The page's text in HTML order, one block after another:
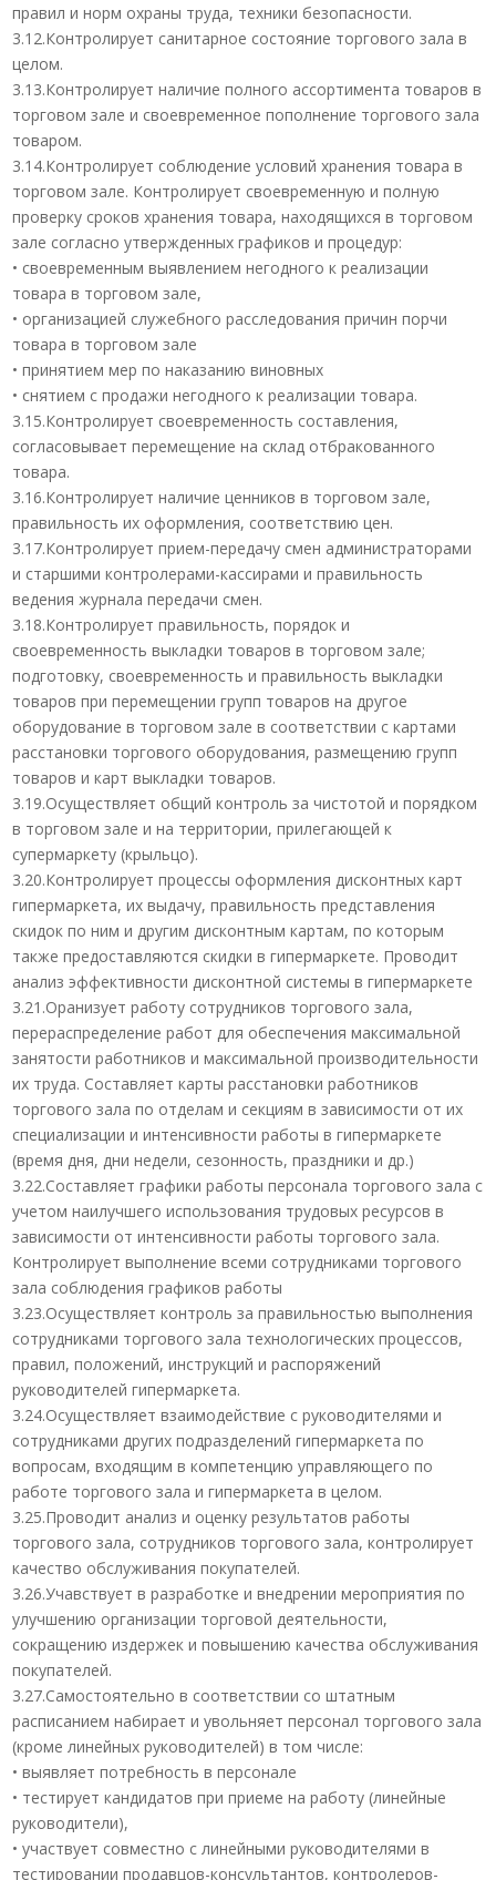
правил и норм охраны труда, техники безопасности.
3.12.Контролирует санитарное состояние торгового зала в
целом.
3.13.Контролирует наличие полного ассортимента товаров в
торговом зале и своевременное пополнение торгового зала
товаром.
3.14.Контролирует соблюдение условий хранения товара в
торговом зале. Контролирует своевременную и полную
проверку сроков хранения товара, находящихся в торговом
зале согласно утвержденных графиков и процедур:
• своевременным выявлением негодного к реализации
товара в торговом зале,
• организацией служебного расследования причин порчи
товара в торговом зале
• принятием мер по наказанию виновных
• снятием с продажи негодного к реализации товара.
3.15.Контролирует своевременность составления,
согласовывает перемещение на склад отбракованного
товара.
3.16.Контролирует наличие ценников в торговом зале,
правильность их оформления, соответствию цен.
3.17.Контролирует прием-передачу смен администраторами
и старшими контролерами-кассирами и правильность
ведения журнала передачи смен.
3.18.Контролирует правильность, порядок и
своевременность выкладки товаров в торговом зале;
подготовку, своевременность и правильность выкладки
товаров при перемещении групп товаров на другое
оборудование в торговом зале в соответствии с картами
расстановки торгового оборудования, размещению групп
товаров и карт выкладки товаров.
3.19.Осуществляет общий контроль за чистотой и порядком
в торговом зале и на территории, прилегающей к
супермаркету (крыльцо).
3.20.Контролирует процессы оформления дисконтных карт
гипермаркета, их выдачу, правильность представления
скидок по ним и другим дисконтным картам, по которым
также предоставляются скидки в гипермаркете. Проводит
анализ эффективности дисконтной системы в гипермаркете
3.21.Оранизует работу сотрудников торгового зала,
перераспределение работ для обеспечения максимальной
занятости работников и максимальной производительности
их труда. Составляет карты расстановки работников
торгового зала по отделам и секциям в зависимости от их
специализации и интенсивности работы в гипермаркете
(время дня, дни недели, сезонность, праздники и др.)
3.22.Составляет графики работы персонала торгового зала с
учетом наилучшего использования трудовых ресурсов в
зависимости от интенсивности работы торгового зала.
Контролирует выполнение всеми сотрудниками торгового
зала соблюдения графиков работы
3.23.Осуществляет контроль за правильностью выполнения
сотрудниками торгового зала технологических процессов,
правил, положений, инструкций и распоряжений
руководителей гипермаркета.
3.24.Осуществляет взаимодействие с руководителями и
сотрудниками других подразделений гипермаркета по
вопросам, входящим в компетенцию управляющего по
работе торгового зала и гипермаркета в целом.
3.25.Проводит анализ и оценку результатов работы
торгового зала, сотрудников торгового зала, контролирует
качество обслуживания покупателей.
3.26.Учавствует в разработке и внедрении мероприятия по
улучшению организации торговой деятельности,
сокращению издержек и повышению качества обслуживания
покупателей.
3.27.Самостоятельно в соответствии со штатным
расписанием набирает и увольняет персонал торгового зала
(кроме линейных руководителей) в том числе:
• выявляет потребность в персонале
• тестирует кандидатов при приеме на работу (линейные
руководители),
• участвует совместно с линейными руководителями в
тестировании продавцов-консультантов, контролеров-